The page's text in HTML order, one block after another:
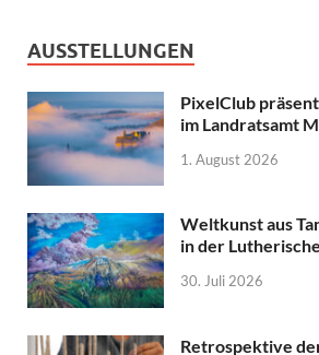
AUSSTELLUNGEN
PixelClub
im Landratsamt
1. August 2026
Weltkunst aus
in der
30. Juli 2026
Retrospektive